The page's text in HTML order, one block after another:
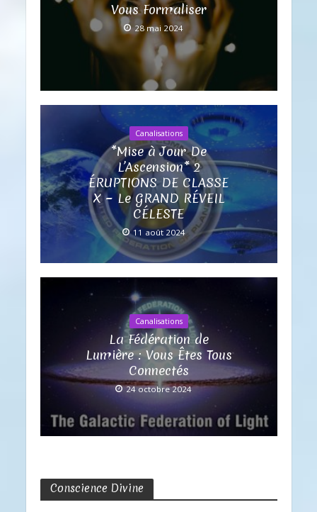
Vous Formaliser
28 mai 2024
Canalisations
*Mise à Jour De
L’Ascension* 2
ÉRUPTIONS DE CLASSE
X ~ Le GRAND RÉVEIL
CÉLESTE
11 août 2024
Canalisations
La Fédération de
Lumière : Vous Êtes Tous
Connectés
24 octobre 2024
Conscience Divine